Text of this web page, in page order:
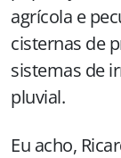
agrícola e
cisternas de
sistemas de
pluvial.
Eu acho,